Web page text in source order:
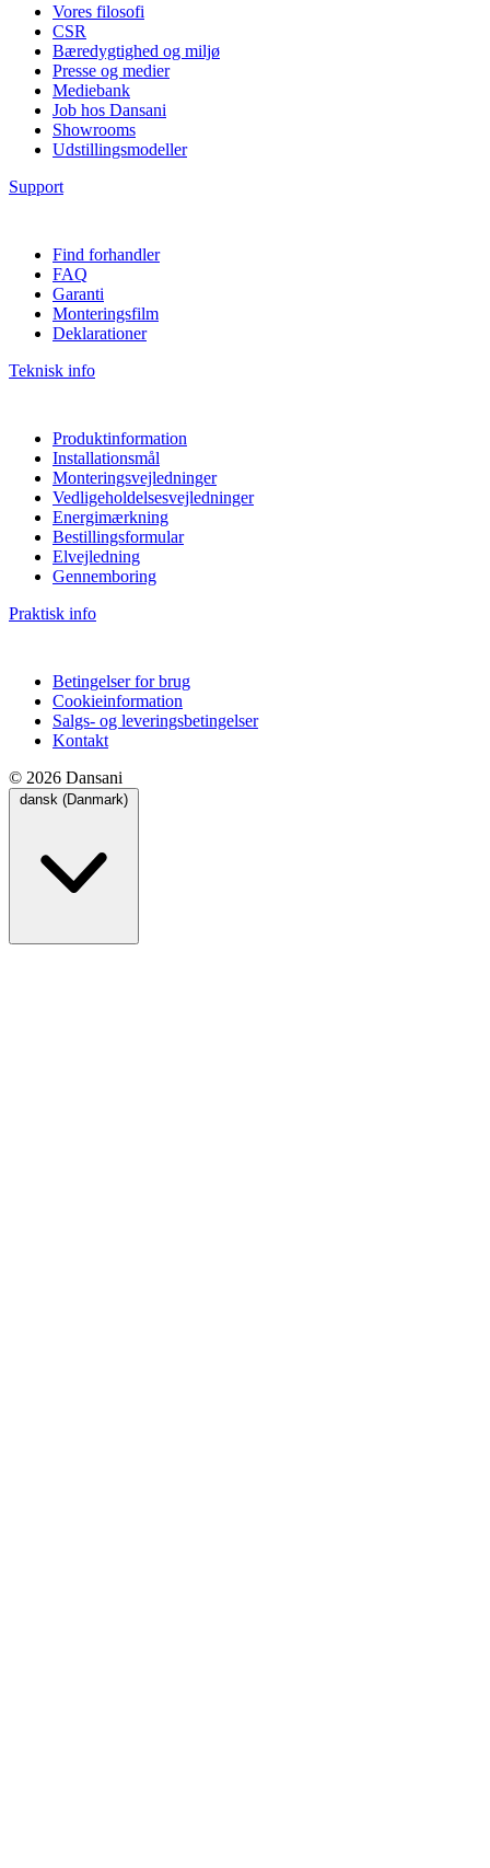
Vores filosofi
CSR
Bæredygtighed og miljø
Presse og medier
Mediebank
Job hos Dansani
Showrooms
Udstillingsmodeller
Support
Find forhandler
FAQ
Garanti
Monteringsfilm
Deklarationer
Teknisk info
Produktinformation
Installationsmål
Monteringsvejledninger
Vedligeholdelsesvejledninger
Energimærkning
Bestillingsformular
Elvejledning
Gennemboring
Praktisk info
Betingelser for brug
Cookieinformation
Salgs- og leveringsbetingelser
Kontakt
© 2026 Dansani
dansk (Danmark)